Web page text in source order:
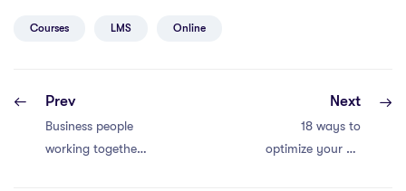
Courses LMS Online
Prev
Business people
working together
Next
18 ways to
optimize your ad